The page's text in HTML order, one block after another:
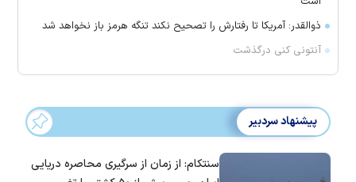
ذوالقدر: آمریکا تا رفتارش را تصحیح نکند تنگه هرمز باز نخواهد شد
آنتونی کنی درگذشت
پیشنهاد سردبیر
سنتکام: از زمان از سرگیری محاصره دریایی